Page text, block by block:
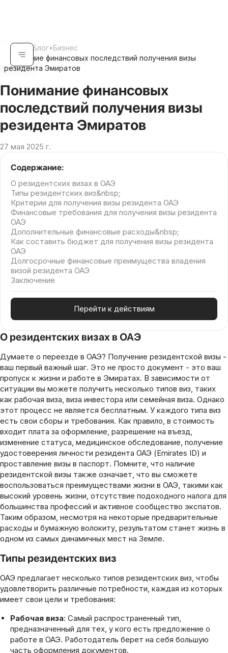
Главная •Блог•Бизнес
Понимание финансовых последствий получения визы
резидента Эмиратов
Понимание финансовых
последствий получения визы
резидента Эмиратов
27 мая 2025 г.
О резидентских визах в ОАЭ
Думаете о переезде в ОАЭ? Получение резидентской визы -
ваш первый важный шаг. Это не просто документ - это ваш
пропуск к жизни и работе в Эмиратах. В зависимости от
ситуации вы можете получить несколько типов виз, таких
как рабочая виза, виза инвестора или семейная виза. Однако
этот процесс не является бесплатным. У каждого типа виз
есть свои сборы и требования. Как правило, в стоимость
входит плата за оформление, разрешение на въезд,
изменение статуса, медицинское обследование, получение
удостоверения личности резидента ОАЭ (Emirates ID) и
проставление визы в паспорт. Помните, что наличие
резидентской визы также означает, что вы сможете
воспользоваться преимуществами жизни в ОАЭ, такими как
высокий уровень жизни, отсутствие подоходного налога для
большинства профессий и активное сообщество экспатов.
Таким образом, несмотря на некоторые предварительные
расходы и бумажную волокиту, результатом станет жизнь в
одном из самых динамичных мест на Земле.
Типы резидентских виз
ОАЭ предлагает несколько типов резидентских виз, чтобы
удовлетворить различные потребности, каждая из которых
имеет свои цели и требования:
Рабочая виза: Самый распространенный тип,
предназначенный для тех, у кого есть предложение о
работе в ОАЭ. Работодатель берет на себя большую
часть оформления документов.
Содержание:
О резидентских визах в ОАЭ
Типы резидентских виз&nbsp;
Критерии для получения визы резидента ОАЭ
Финансовые требования для получения визы резидента
ОАЭ
Дополнительные финансовые расходы&nbsp;
Как составить бюджет для получения визы резидента
ОАЭ
Долгосрочные финансовые преимущества владения
визой резидента ОАЭ
Заключение
Перейти к действиям